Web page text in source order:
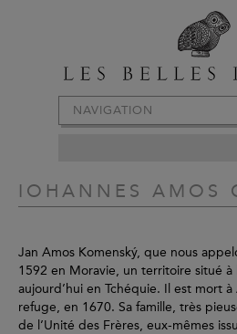
NAVIGATION
IOHANNES AMOS
Jan Amos Komenský, que nous
1592 en Moravie, un territoire situé à
aujourd’hui en Tchéquie. Il est mort
refuge, en 1670. Sa famille, très
de l’Unité des Frères, eux-mêmes